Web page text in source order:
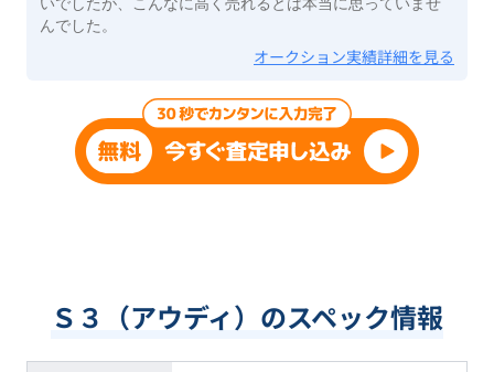
んでした。
オークション実績詳細を見る
Ｓ３（アウディ）のスペック情報